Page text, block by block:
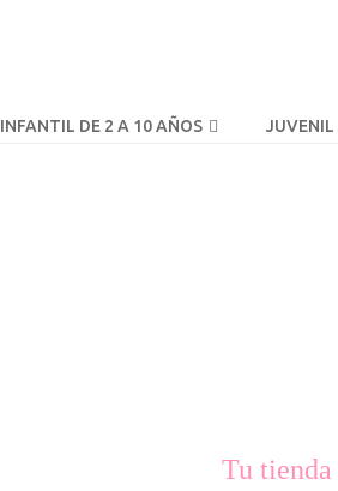
INFANTIL DE 2 A 10 AÑOS JUVENIL
Tu tienda